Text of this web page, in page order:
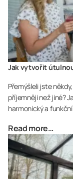
Jak vytvořit
Přemýšleli jste
příjemněji než jiné?
harmonický a
Read more…